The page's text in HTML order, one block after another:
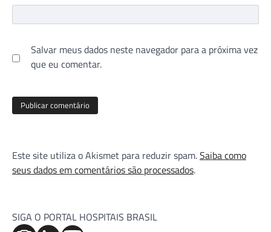
Salvar meus dados neste navegador para a próxima vez
que eu comentar.
Este site utiliza o Akismet para reduzir spam.Saiba como
seus dados em comentários são processados.
SIGA O PORTAL HOSPITAIS BRASIL